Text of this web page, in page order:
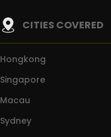
CITIES COVERED
Hongkong
Singapore
Macau
Sydney